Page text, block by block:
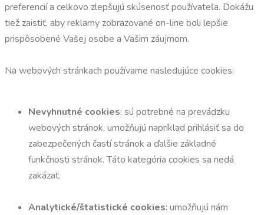
preferencií a celkovo zlepšujú skúsenosť používateľa. Dokážu
tiež zaistiť, aby reklamy zobrazované on-line boli lepšie
prispôsobené Vašej osobe a Vašim záujmom.
Na webových stránkach používame nasledujúce cookies:
Nevyhnutné cookies: sú potrebné na prevádzku
webových stránok, umožňujú napríklad prihlásiť sa do
zabezpečených častí stránok a ďalšie základné
funkčnosti stránok. Táto kategória cookies sa nedá
zakázať.
Analytické/štatistické cookies: umožňujú nám